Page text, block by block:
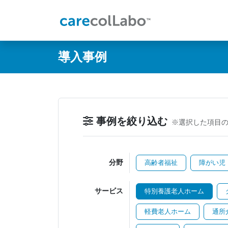
導入事例
事例を絞り込む ※選択した項目
分野 高齢者福祉 障がい児
サービス 特別養護老人ホーム
軽費老人ホーム 通所